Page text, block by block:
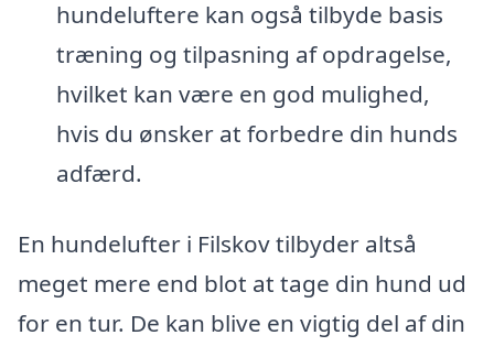
hundeluftere kan også tilbyde basis
træning og tilpasning af opdragelse,
hvilket kan være en god mulighed,
hvis du ønsker at forbedre din hunds
adfærd.
En hundelufter i Filskov tilbyder altså
meget mere end blot at tage din hund ud
for en tur. De kan blive en vigtig del af din